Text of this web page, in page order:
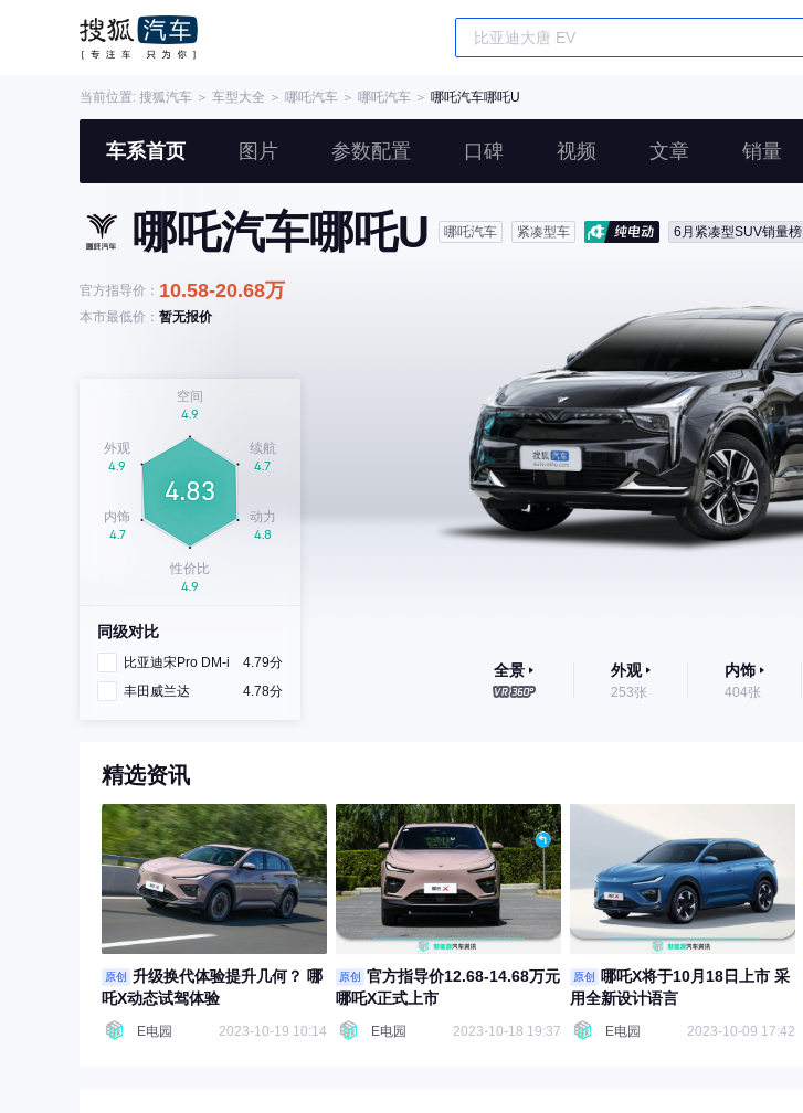
当前位置: 搜狐汽车 ＞ 车型大全 ＞ 哪吒汽车 ＞ 哪吒汽车 ＞ 哪吒汽车哪吒U
车系首页 图片 参数配置 口碑 视频 文章 销量
哪吒汽车哪吒U 哪吒汽车 紧凑型车 6月紧凑型SUV销量榜
官方指导价： 10.58-20.68万
本市最低价： 暂无报价
同级对比
比亚迪宋Pro DM-i
4.79分
丰田威兰达
4.78分
全景 外观
253张
内饰
404张
精选资讯
原创
升级换代体验提升几何？ 哪
吒X动态试驾体验
E电园 2023-10-19 10:14
原创
官方指导价12.68-14.68万元
哪吒X正式上市
E电园 2023-10-18 19:37
原创
哪吒X将于10月18日上市 采
用全新设计语言
E电园 2023-10-09 17:42